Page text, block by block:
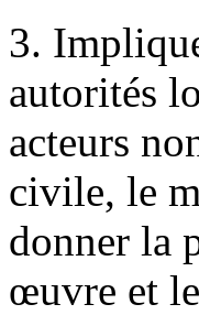
3.
autorités
acteurs
civile, le
donner la
œuvre et